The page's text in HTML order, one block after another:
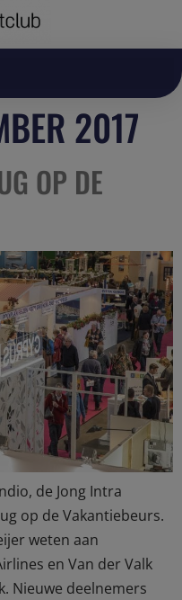
2017
OP DE
de Jong Intra
op de Vakantiebeurs.
weten aan
en Van der Valk
Nieuwe deelnemers